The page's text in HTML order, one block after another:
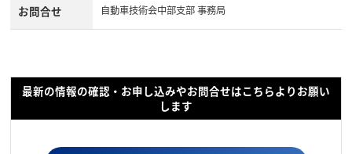
お問合せ 自動車技術会中部支部 事務局
最新の情報の確認・お申し込みやお問合せはこちらよりお願い
します